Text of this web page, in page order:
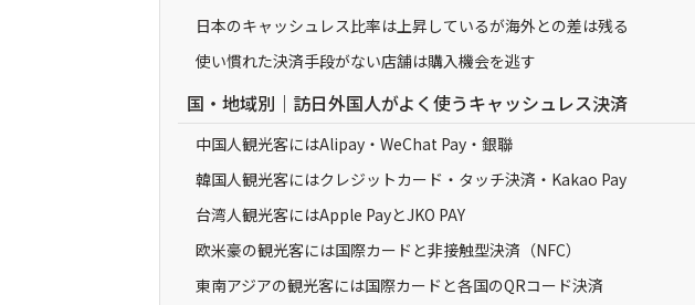
日本のキャッシュレス比率は上昇しているが海外との差は残る
使い慣れた決済手段がない店舗は購入機会を逃す
国・地域別｜訪日外国人がよく使うキャッシュレス決済
中国人観光客にはAlipay・WeChat Pay・銀聯
韓国人観光客にはクレジットカード・タッチ決済・Kakao Pay
台湾人観光客にはApple PayとJKO PAY
欧米豪の観光客には国際カードと非接触型決済（NFC）
東南アジアの観光客には国際カードと各国のQRコード決済